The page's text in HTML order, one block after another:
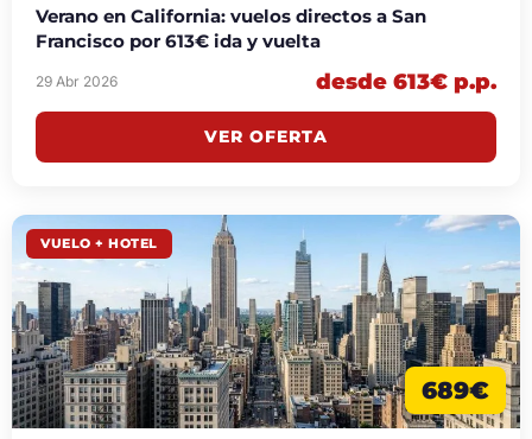
Verano en California: vuelos directos a San
Francisco por 613€ ida y vuelta
29 Abr 2026 desde 613€ p.p.
VER OFERTA
VUELO + HOTEL
689€